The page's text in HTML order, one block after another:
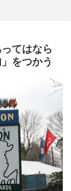
てはなら
をつかう